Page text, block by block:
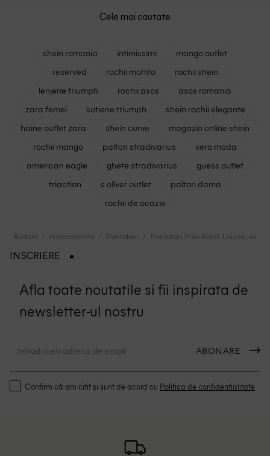
Cele mai cautate
shein romania intimissimi
mango outlet
reserved
rochii mohito
rochii shein
lenjerie triumph
rochii asos
asos romania
zara femei
sutiene triumph
shein rochii elegante
haine outlet zara
shein curve
magazin online shein
rochii mango
palton stradivarius
vero moda
american eagle
ghete stradivarius
guess outlet
triaction
s oliver outlet
palton dama
rochii de ocazie
Barbati Imbracaminte Pantaloni Pantaloni Polo Ralph Lauren, verde
INSCRIERE
Afla toate noutatile si fii inspirata de
newsletter-ul nostru
ABONARE
Confirm că am citit și sunt de acord cu Politica de confidentialitate